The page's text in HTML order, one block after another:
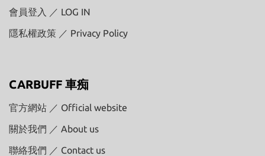
會員登入 ／ LOG IN
隱私權政策 ／ Privacy Policy
CARBUFF 車痴
官方網站 ／ Official website
關於我們 ／ About us
聯絡我們 ／ Contact us